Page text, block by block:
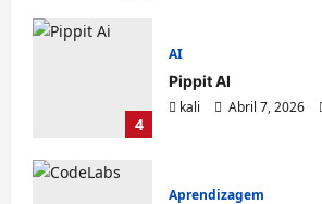
4
AI
Pippit AI
kali
Abril 7, 2026
Aprendizagem